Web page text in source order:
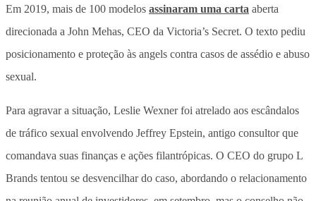
Em 2019, mais de 100 modelos assinaram uma carta aberta
direcionada a John Mehas, CEO da Victoria’s Secret. O texto pediu
posicionamento e proteção às angels contra casos de assédio e abuso
sexual.
Para agravar a situação, Leslie Wexner foi atrelado aos escândalos
de tráfico sexual envolvendo Jeffrey Epstein, antigo consultor que
comandava suas finanças e ações filantrópicas. O CEO do grupo L
Brands tentou se desvencilhar do caso, abordando o relacionamento